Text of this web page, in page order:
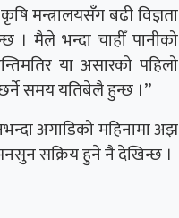
मन्त्रालयसँग बढी विज्ञता
। मैले भन्दा चाहीँ पानीको
या असारको पहिलो
समय यतिबेलै हुन्छ ।’’
अगाडिको महिनामा अझ
सक्रिय हुने नै देखिन्छ ।